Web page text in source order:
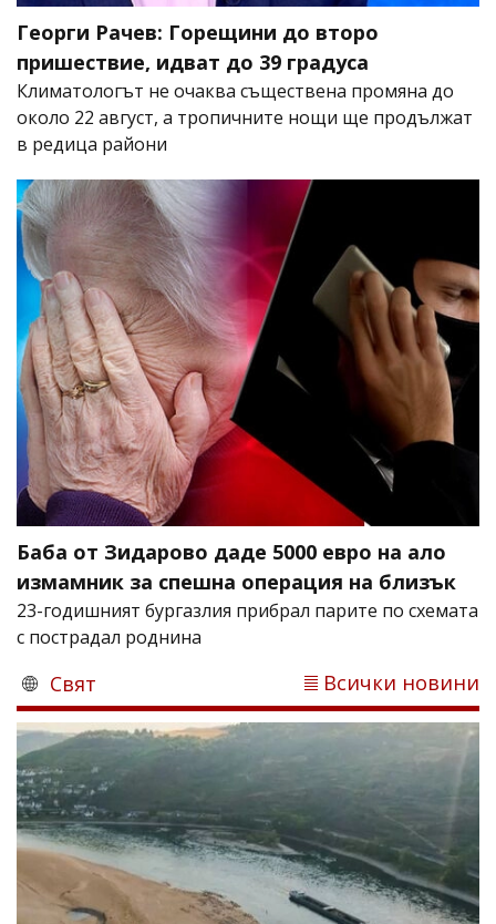
Георги Рачев: Горещини до второ
пришествие, идват до 39 градуса
Климатологът не очаква съществена промяна до
около 22 август, а тропичните нощи ще продължат
в редица райони
Баба от Зидарово даде 5000 евро на ало
измамник за спешна операция на близък
23-годишният бургазлия прибрал парите по схемата
с пострадал роднина
Свят Всички новини